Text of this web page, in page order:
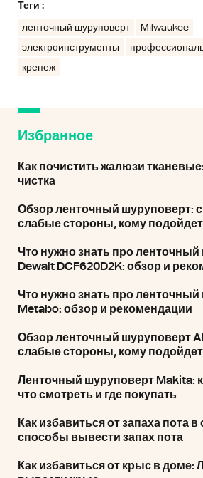
Теги :
ленточный шуруповерт
Milwaukee
электроинструменты
крепеж
Избранное
Как почистить жалюзи
чистка
Обзор ленточный шуруповерт:
слабые стороны, кому подойдет
Что нужно знать про
Dewalt DCF620D2K: обзор и
Что нужно знать про
Metabo: обзор и рекомендации
Обзор ленточный шуруповерт
слабые стороны, кому подойдет
Ленточный шуруповерт Makita:
что смотреть и где покупать
Как избавиться от запаха пота
способы вывести запах пота
Как избавиться от крыс в